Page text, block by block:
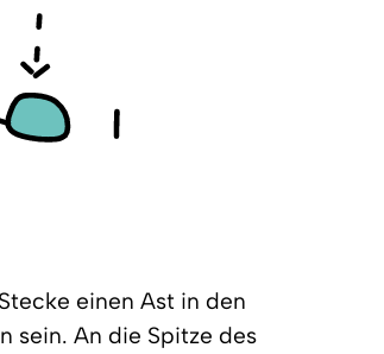
einen Ast in den
sein. An die Spitze des